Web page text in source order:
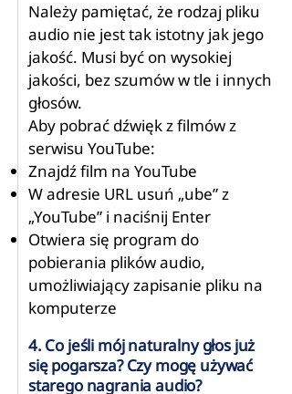
Należy pamiętać, że rodzaj pliku
audio nie jest tak istotny jak jego
jakość. Musi być on wysokiej
jakości, bez szumów w tle i innych
głosów.
Aby pobrać dźwięk z filmów z
serwisu YouTube:
Znajdź film na YouTube
W adresie URL usuń „ube” z
„YouTube” i naciśnij Enter
Otwiera się program do
pobierania plików audio,
umożliwiający zapisanie pliku na
komputerze
4. Co jeśli mój naturalny głos już
się pogarsza? Czy mogę używać
starego nagrania audio?